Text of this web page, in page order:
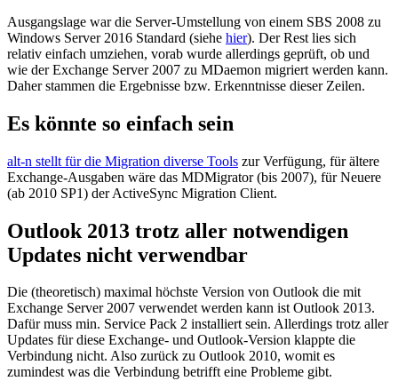
Ausgangslage war die Server-Umstellung von einem SBS 2008 zu
Windows Server 2016 Standard (siehe hier). Der Rest lies sich
relativ einfach umziehen, vorab wurde allerdings geprüft, ob und
wie der Exchange Server 2007 zu MDaemon migriert werden kann.
Daher stammen die Ergebnisse bzw. Erkenntnisse dieser Zeilen.
Es könnte so einfach sein
alt-n stellt für die Migration diverse Tools zur Verfügung, für ältere
Exchange-Ausgaben wäre das MDMigrator (bis 2007), für Neuere
(ab 2010 SP1) der ActiveSync Migration Client.
Outlook 2013 trotz aller notwendigen
Updates nicht verwendbar
Die (theoretisch) maximal höchste Version von Outlook die mit
Exchange Server 2007 verwendet werden kann ist Outlook 2013.
Dafür muss min. Service Pack 2 installiert sein. Allerdings trotz aller
Updates für diese Exchange- und Outlook-Version klappte die
Verbindung nicht. Also zurück zu Outlook 2010, womit es
zumindest was die Verbindung betrifft eine Probleme gibt.